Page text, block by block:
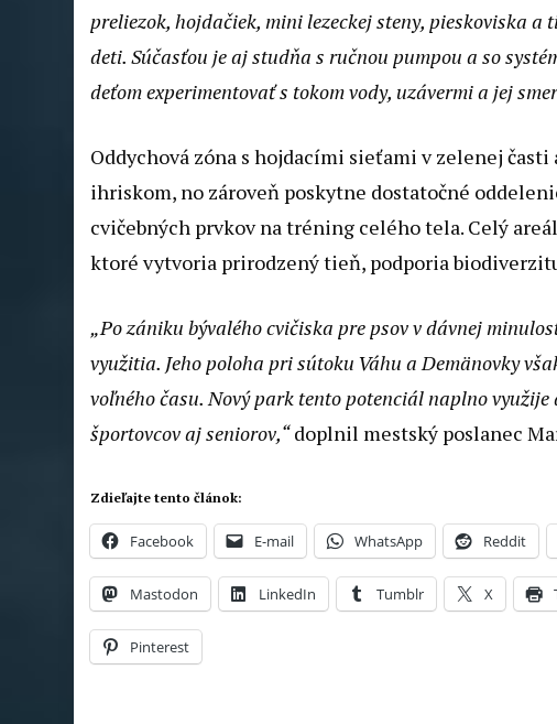
preliezok, hojdačiek, mini lezeckej steny, pieskoviska
deti. Súčasťou je aj studňa s ručnou pumpou a so
deťom experimentovať s tokom vody, uzávermi a jej
Oddychová zóna s hojdacími sieťami v zelenej
ihriskom, no zároveň poskytne dostatočné
cvičebných prvkov na tréning celého tela. Celý
ktoré vytvoria prirodzený tieň, podporia
„Po zániku bývalého cvičiska pre psov v dávnej
využitia. Jeho poloha pri sútoku Váhu a Demänovky
voľného času. Nový park tento potenciál naplno
športovcov aj seniorov,“doplnil mestský poslanec
Zdieľajte tento článok:
Facebook E-mail WhatsApp Reddit
Mastodon LinkedIn Tumblr X
Pinterest